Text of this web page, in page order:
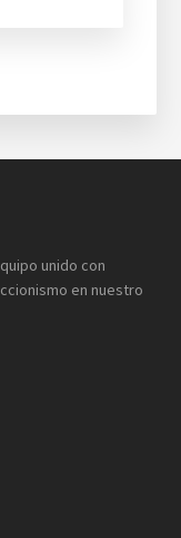
unido con
en nuestro